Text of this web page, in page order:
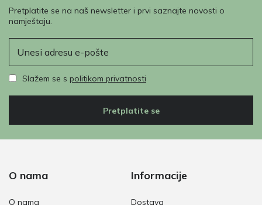
Pretplatite se na naš newsletter i prvi saznajte novosti o
namještaju.
Slažem se s politikom privatnosti
Pretplatite se
O nama
O nama
Informacije
Dostava